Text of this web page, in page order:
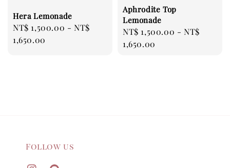
Hera Lemonade
Regular
price
NT$ 1,500.00 -NT$
1,650.00
Aphrodite Top
Lemonade
Regular
price
NT$ 1,500.00 -NT$
1,650.00
Follow us